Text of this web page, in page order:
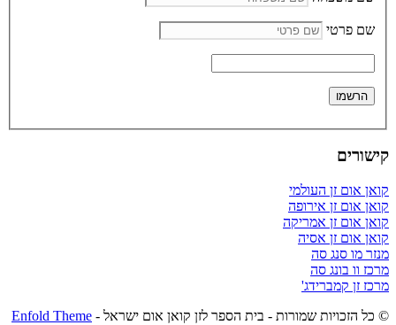
שם פרטי
קישורים
קואן אום זן העולמי
קואן אום זן אירופה
קואן אום זן אמריקה
קואן אום זן אסיה
מנזר מו סנג סה
מרכז וו בונג סה
מרכז זן קמברידג'
© כל הזכויות שמורות - בית הספר לזן קואן אום ישראל - Enfold Theme